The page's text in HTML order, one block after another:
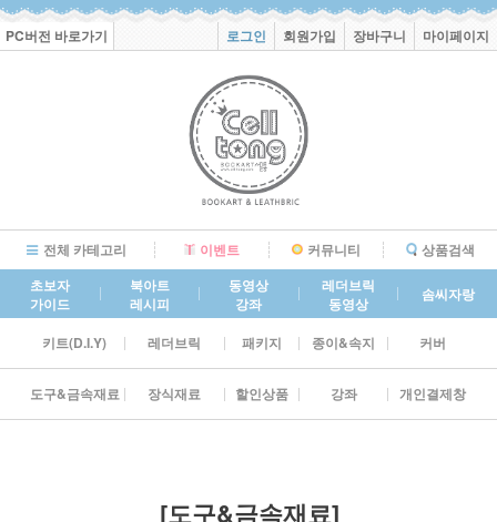
PC버전 바로가기 로그인 회원가입 장바구니 마이페이지
전체 카테고리 이벤트 커뮤니티
상품검색
초보자
가이드
북아트
레시피
동영상
강좌
레더브릭
동영상
솜씨자랑
키트(D.I.Y) 레더브릭 패키지 종이&속지 커버
도구&금속재료 장식재료 할인상품 강좌 개인결제창
[도구&금속재료]